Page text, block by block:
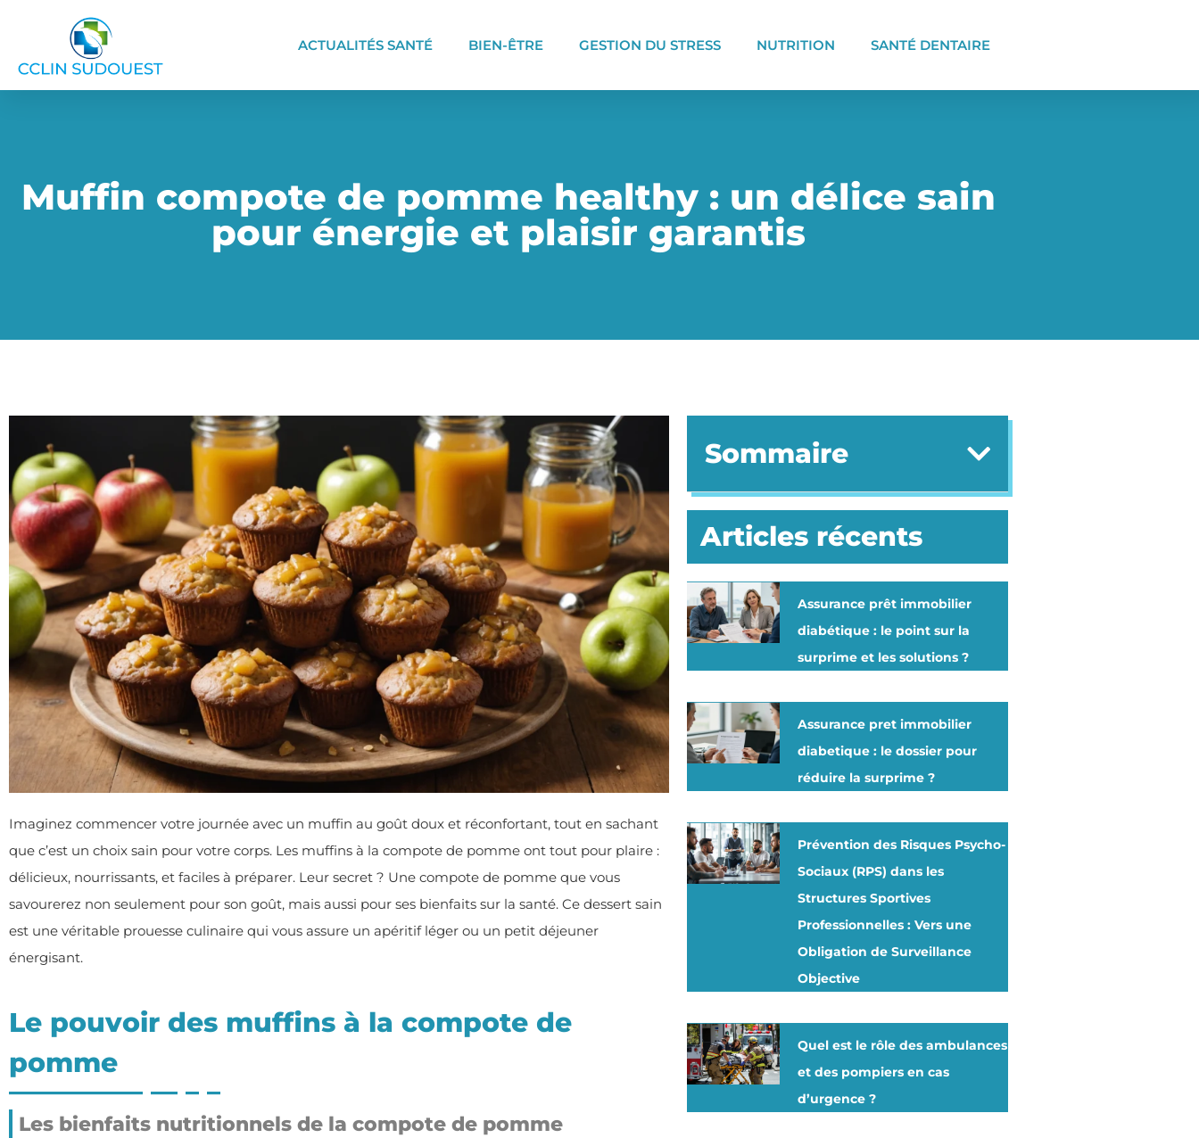
ACTUALITÉS SANTÉ BIEN-ÊTRE GESTION DU STRESS NUTRITION SANTÉ DENTAIRE
Muffin compote de pomme healthy : un délice sain
pour énergie et plaisir garantis
Imaginez commencer votre journée avec un muffin au goût doux et réconfortant, tout en sachant
que c’est un choix sain pour votre corps. Les muffins à la compote de pomme ont tout pour plaire :
délicieux, nourrissants, et faciles à préparer. Leur secret ? Une compote de pomme que vous
savourerez non seulement pour son goût, mais aussi pour ses bienfaits sur la santé. Ce dessert sain
est une véritable prouesse culinaire qui vous assure un apéritif léger ou un petit déjeuner
énergisant.
Le pouvoir des muffins à la compote de
pomme
Les bienfaits nutritionnels de la compote de pomme
Sommaire
Articles récents
Assurance prêt immobilier
diabétique : le point sur la
surprime et les solutions ?
Assurance pret immobilier
diabetique : le dossier pour
réduire la surprime ?
Prévention des Risques Psycho-
Sociaux (RPS) dans les
Structures Sportives
Professionnelles : Vers une
Obligation de Surveillance
Objective
Quel est le rôle des ambulances
et des pompiers en cas
d’urgence ?